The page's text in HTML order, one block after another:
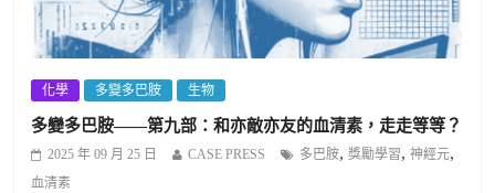
化學 多變多巴胺 生物
多變多巴胺——第九部：和亦敵亦友的血清素，走走等等？
2025 年 09 月 25 日 CASE PRESS 多巴胺,獎勵學習,神經元,
血清素